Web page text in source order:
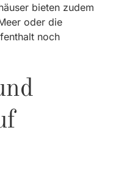
bieten zudem
oder die
noch